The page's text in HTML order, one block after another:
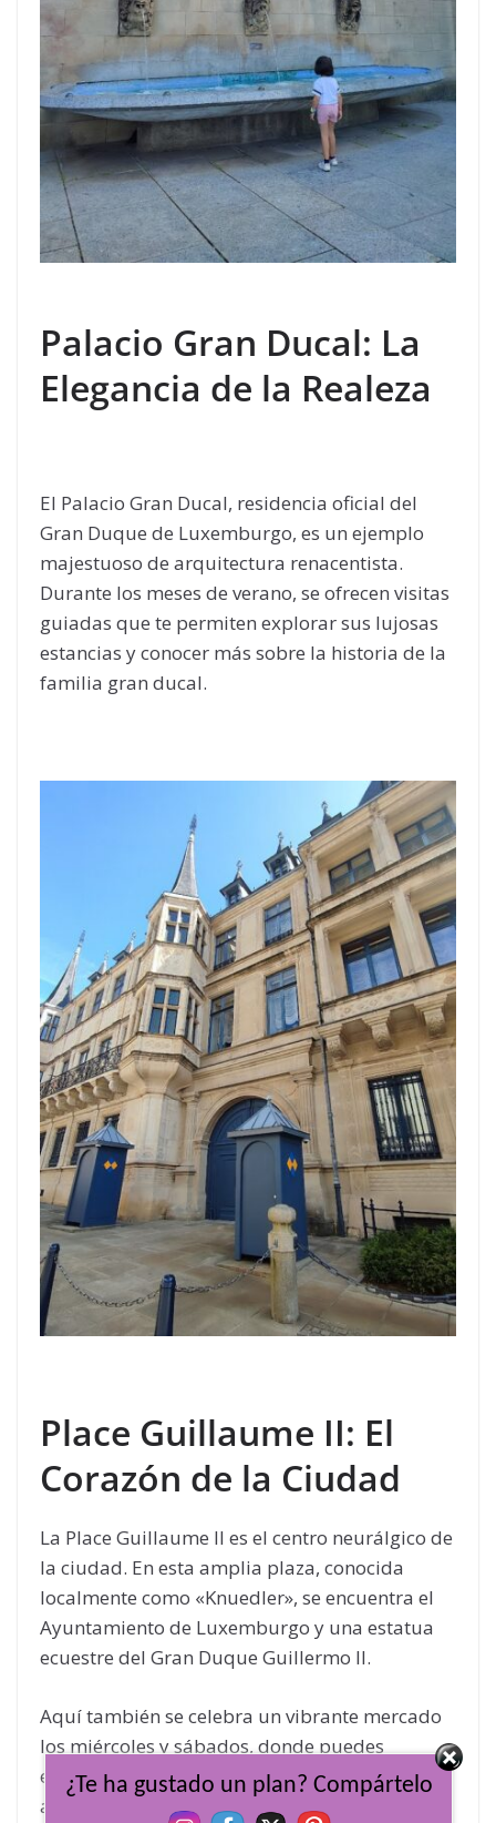
Palacio Gran Ducal: La
Elegancia de la Realeza
El Palacio Gran Ducal, residencia oficial del
Gran Duque de Luxemburgo, es un ejemplo
majestuoso de arquitectura renacentista.
Durante los meses de verano, se ofrecen visitas
guiadas que te permiten explorar sus lujosas
estancias y conocer más sobre la historia de la
familia gran ducal.
Place Guillaume II: El
Corazón de la Ciudad
La Place Guillaume II es el centro neurálgico de
la ciudad. En esta amplia plaza, conocida
localmente como «Knuedler», se encuentra el
Ayuntamiento de Luxemburgo y una estatua
ecuestre del Gran Duque Guillermo II.
Aquí también se celebra un vibrante mercado
los miércoles y sábados, donde puedes
encontrar productos locales, flores y
artesanías. Es un lugar perfecto para tomar un
¿Te ha gustado un plan? Compártelo